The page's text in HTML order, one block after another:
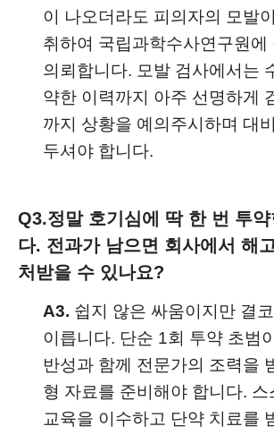
이 나오더라도 피의자의 모발
취하여 국립과학수사연구원에
의뢰합니다. 모발 검사에서는
약한 이력까지 아주 선명하게
까지 상황을 예의주시하며 대
두셔야 합니다.
Q3.정말 호기심에 딱 한 번 투약
다. 전과가 남으면 회사에서 해
처받을 수 있나요?
A3. 쉽지 않은 싸움이지만 결
이릅니다. 단순 1회 투약 초범
반성과 함께 전문가의 조력을
형 자료를 준비해야 합니다. 스
교육을 이수하고 단약 치료를